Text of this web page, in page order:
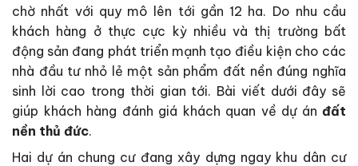
chờ nhất với quy mô lên tới gần 12 ha. Do nhu cầu
khách hàng ở thực cực kỳ nhiều và thị trường bất
động sản đang phát triển mạnh tạo điều kiện cho các
nhà đầu tư nhỏ lẻ một sản phẩm đất nền đúng nghĩa
sinh lời cao trong thời gian tới. Bài viết dưới đây sẽ
giúp khách hàng đánh giá khách quan về dự án đất
nền thủ đức.
Hai dự án chung cư đang xây dựng ngay khu dân cư